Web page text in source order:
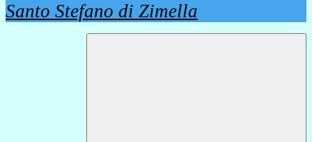
Santo Stefano di Zimella